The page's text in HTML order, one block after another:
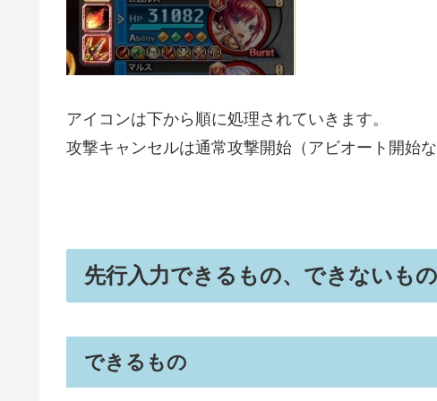
アイコンは下から順に処理されていきます。
攻撃キャンセルは通常攻撃開始（アビオート開始
先行入力できるもの、できないもの
できるもの